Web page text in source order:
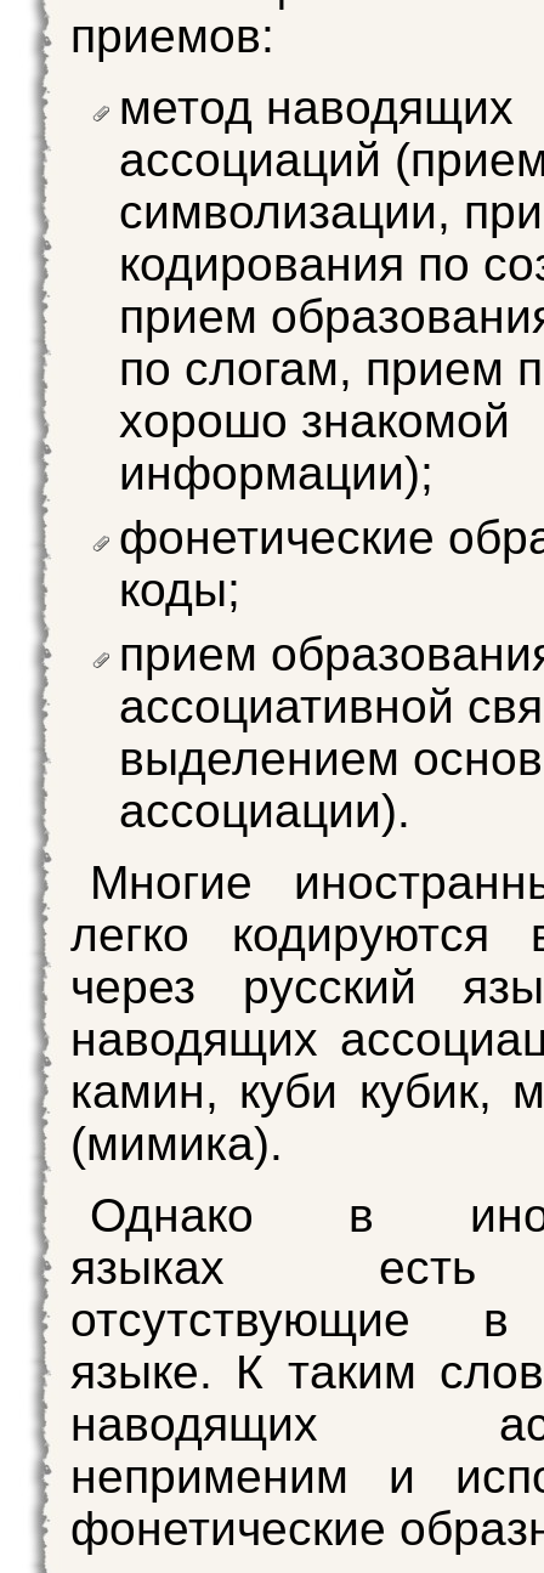
приемов:
метод наводящих
ассоциаций
символизации,
кодирования по
прием
по слогам, прием
хорошо знакомой
информации);
фонетические
коды;
прием
ассоциативной
выделением
ассоциации).
Многие
легко кодируются
через русский
наводящих
камин, куби кубик,
(мимика).
Однако в
языках есть
отсутствующие в
языке. К таким
наводящих
неприменим и
фонетические